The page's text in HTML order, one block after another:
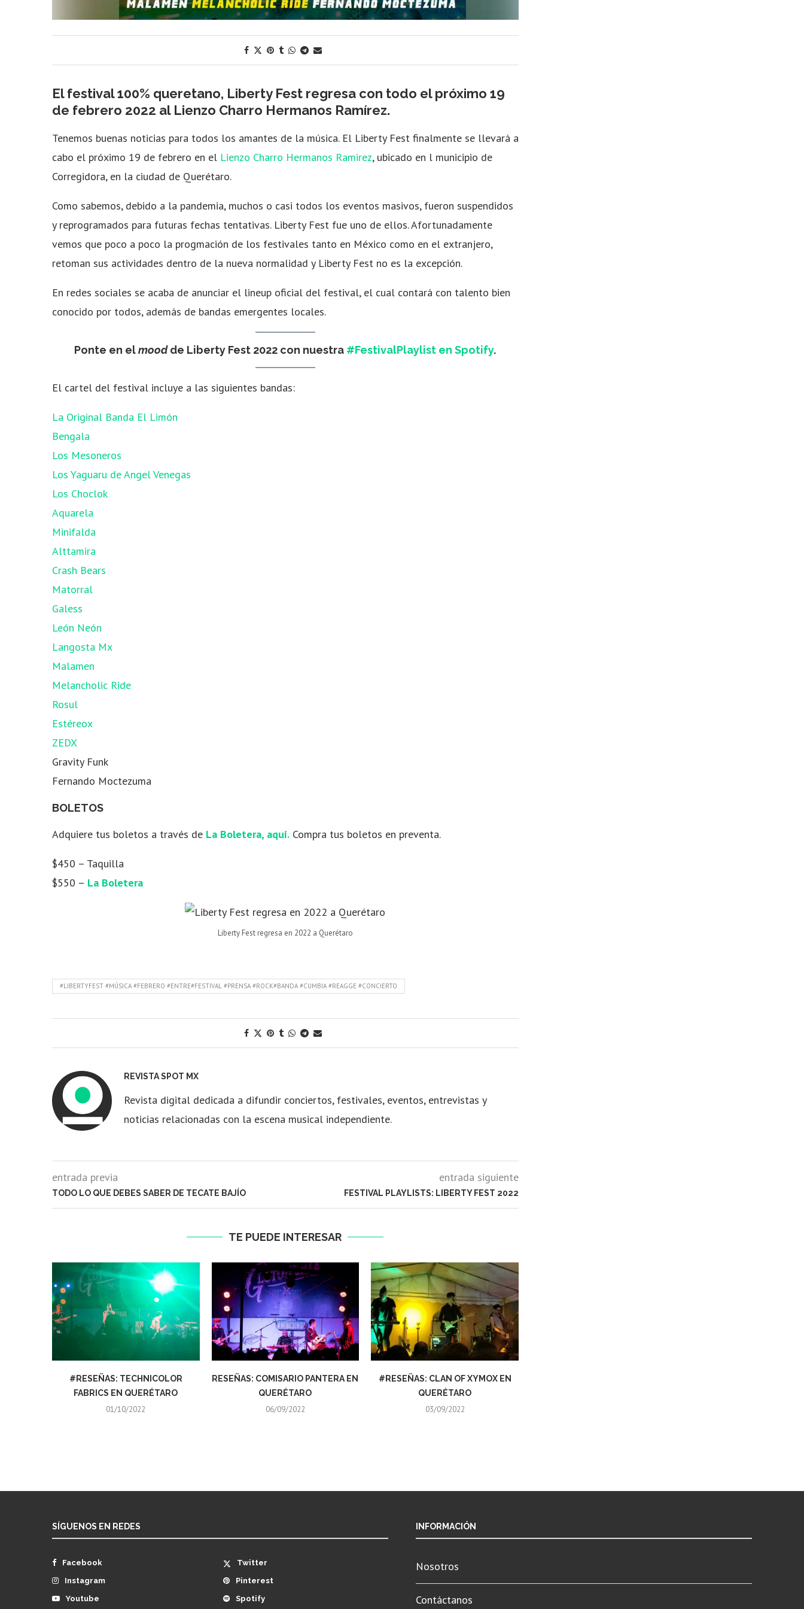
El festival 100% queretano, Liberty Fest regresa con todo el próximo 19
de febrero 2022 al Lienzo Charro Hermanos Ramírez.
Tenemos buenas noticias para todos los amantes de la música. El Liberty Fest finalmente se llevará a
cabo el próximo 19 de febrero en el Lienzo Charro Hermanos Ramirez, ubicado en l municipio de
Corregidora, en la ciudad de Querétaro.
Como sabemos, debido a la pandemia, muchos o casi todos los eventos masivos, fueron suspendidos
y reprogramados para futuras fechas tentativas. Liberty Fest fue uno de ellos. Afortunadamente
vemos que poco a poco la progmación de los festivales tanto en México como en el extranjero,
retoman sus actividades dentro de la nueva normalidad y Liberty Fest no es la excepción.
En redes sociales se acaba de anunciar el lineup oficial del festival, el cual contará con talento bien
conocido por todos, además de bandas emergentes locales.
Ponte en elmoodde Liberty Fest 2022 con nuestra #FestivalPlaylist en Spotify.
El cartel del festival incluye a las siguientes bandas:
La Original Banda El Limón
Bengala
Los Mesoneros
Los Yaguaru de Angel Venegas
Los Choclok
Aquarela
Minifalda
Alttamira
Crash Bears
Matorral
Galess
León Neón
Langosta Mx
Malamen
Melancholic Ride
Rosul
Estéreox
ZEDX
Gravity Funk
Fernando Moctezuma
BOLETOS
Adquiere tus boletos a través de La Boletera, aquí. Compra tus boletos en preventa.
$450 – Taquilla
$550 – La Boletera
Liberty Fest regresa en 2022 a Querétaro
#LIBERTYFEST #MÚSICA #FEBRERO #ENTRE#FESTIVAL #PRENSA #ROCK#BANDA #CUMBIA #REAGGE #CONCIERTO
REVISTA SPOT MX
Revista digital dedicada a difundir conciertos, festivales, eventos, entrevistas y
noticias relacionadas con la escena musical independiente.
entrada previa
TODO LO QUE DEBES SABER DE TECATE BAJÍO
entrada siguiente
FESTIVAL PLAYLISTS: LIBERTY FEST 2022
TE PUEDE INTERESAR
#RESEÑAS: TECHNICOLOR
FABRICS EN QUERÉTARO
01/10/2022
RESEÑAS: COMISARIO PANTERA EN
QUERÉTARO
06/09/2022
#RESEÑAS: CLAN OF XYMOX EN
QUERÉTARO
03/09/2022
SÍGUENOS EN REDES
Facebook
Twitter
Instagram
Pinterest
Youtube
Spotify
INFORMACIÓN
Nosotros
Contáctanos